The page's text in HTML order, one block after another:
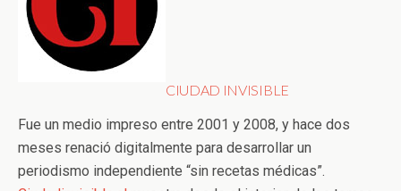
CIUDAD INVISIBLE
Fue un medio impreso entre 2001 y 2008, y hace dos
meses renació digitalmente para desarrollar un
periodismo independiente “sin recetas médicas”.